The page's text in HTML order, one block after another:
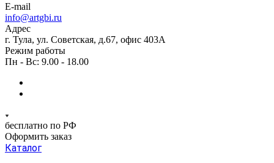
E-mail
info@artgbi.ru
Адрес
г. Тула, ул. Советская, д.67, офис 403А
Режим работы
Пн - Вс: 9.00 - 18.00
бесплатно по РФ
Оформить заказ
Каталог